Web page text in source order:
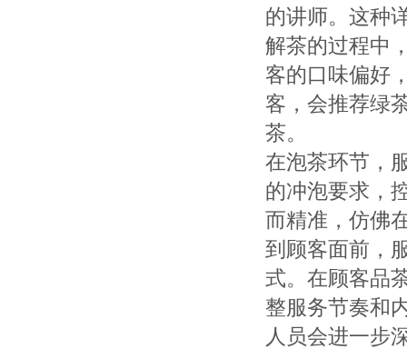
的讲师。这种
解茶的过程中
客的口味偏好
客，会推荐绿
茶。
在泡茶环节，
的冲泡要求，
而精准，仿佛
到顾客面前，
式。在顾客品
整服务节奏和
人员会进一步